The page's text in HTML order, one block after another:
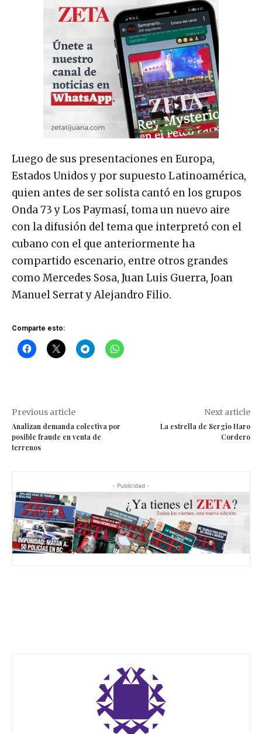
Luego de sus presentaciones en Europa,
Estados Unidos y por supuesto Latinoamérica,
quien antes de ser solista cantó en los grupos
Onda 73 y Los Paymasí, toma un nuevo aire
con la difusión del tema que interpretó con el
cubano con el que anteriormente ha
compartido escenario, entre otros grandes
como Mercedes Sosa, Juan Luis Guerra, Joan
Manuel Serrat y Alejandro Filio.
Comparte esto:
Previous article
Analizan demanda colectiva por
posible fraude en venta de
terrenos
Next article
La estrella de Sergio Haro
Cordero
- Publicidad -